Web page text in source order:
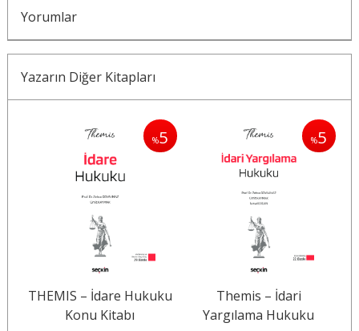
Yorumlar
Yazarın Diğer Kitapları
%5
THEMIS – İdare Hukuku
Konu Kitabı
%5
Themis – İdari
Yargılama Hukuku